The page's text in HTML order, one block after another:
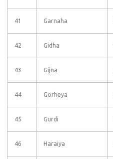
41 Garnaha
42 Gidha
43 Gijna
44 Gorheya
45 Gurdi
46 Haraiya